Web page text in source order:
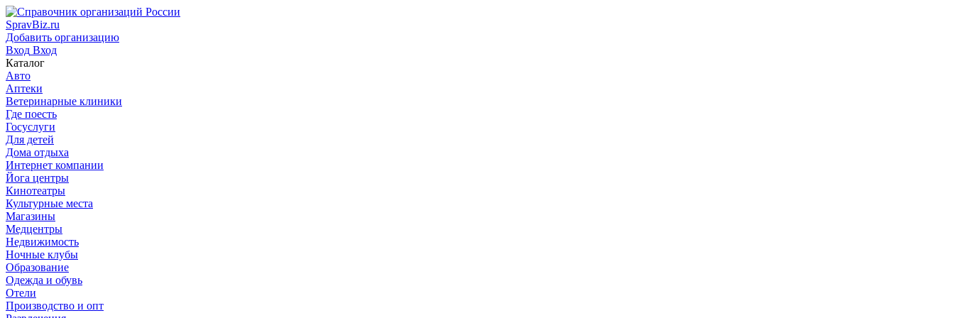
SpravBiz.ru
Добавить организацию
Вход Вход
Каталог
Авто
Аптеки
Ветеринарные клиники
Где поесть
Госуслуги
Для детей
Дома отдыха
Интернет компании
Йога центры
Кинотеатры
Культурные места
Магазины
Медцентры
Недвижимость
Ночные клубы
Образование
Одежда и обувь
Отели
Производство и опт